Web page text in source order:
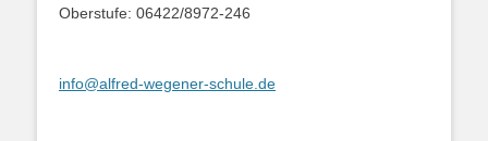
Oberstufe: 06422/8972-246
info@alfred-wegener-schule.de